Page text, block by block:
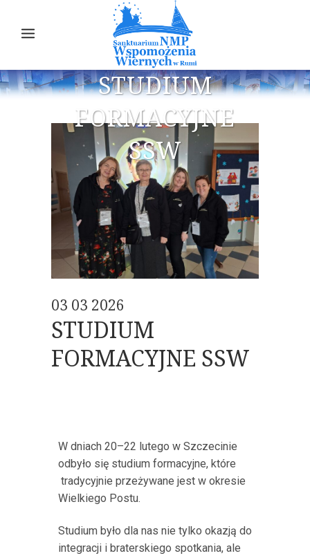
STUDIUM
FORMACYJNE
SSW
03 03 2026
STUDIUM
FORMACYJNE SSW
W dniach 20–22 lutego w Szczecinie
odbyło się studium formacyjne, które
tradycyjnie przeżywane jest w okresie
Wielkiego Postu.
Studium było dla nas nie tylko okazją do
integracji i braterskiego spotkania, ale